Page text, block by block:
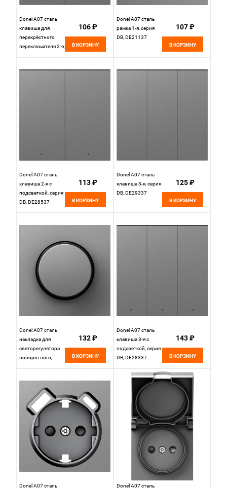
Donel A07 сталь
клавиша для
перекрёстного
переключателя 2-я,
106 ₽
В КОРЗИНУ
Donel A07 сталь
рамка 1-я, серия
DB, DE21137
107 ₽
В КОРЗИНУ
Donel A07 сталь
клавиша 2-я с
подсветкой, серия
DB, DE28537
113 ₽
В КОРЗИНУ
Donel A07 сталь
клавиша 3-я, серия
DB, DE29337
125 ₽
В КОРЗИНУ
Donel A07 сталь
накладка для
светорегулятора
поворотного,
132 ₽
В КОРЗИНУ
Donel A07 сталь
клавиша 3-я с
подсветкой, серия
DB, DE28337
143 ₽
В КОРЗИНУ
Donel A07 сталь
Donel A07 сталь